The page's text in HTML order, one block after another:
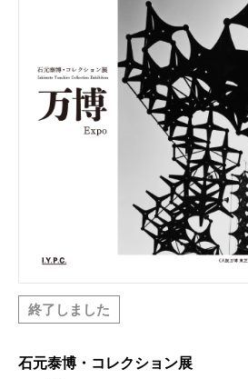
終了しました
石元泰博・コレクション展